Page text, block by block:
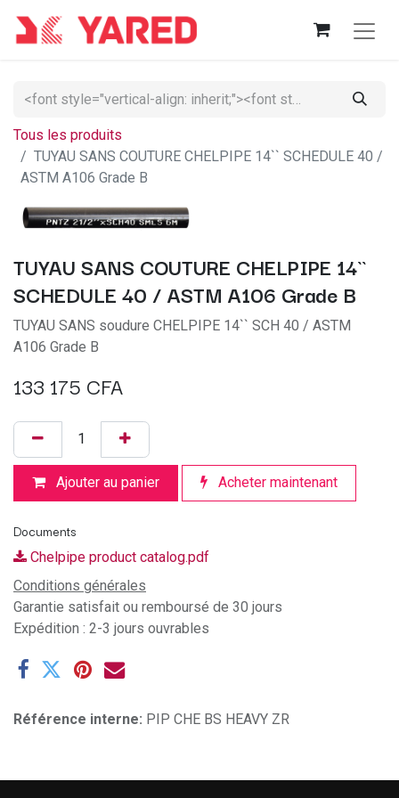
Tous les produits
TUYAU SANS COUTURE CHELPIPE 14`` SCHEDULE 40 /
ASTM A106 Grade B
TUYAU SANS COUTURE CHELPIPE 14``
SCHEDULE 40 / ASTM A106 Grade B
TUYAU SANS soudure CHELPIPE 14`` SCH 40 / ASTM
A106 Grade B
133 175 CFA
Ajouter au panier Acheter maintenant
Documents
Chelpipe product catalog.pdf
Conditions générales
Garantie satisfait ou remboursé de 30 jours
Expédition : 2-3 jours ouvrables
Référence interne: PIP CHE BS HEAVY ZR